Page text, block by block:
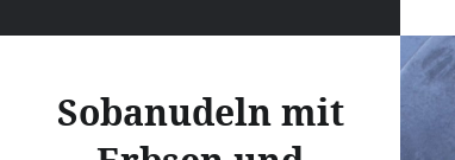
Sobanudeln mit